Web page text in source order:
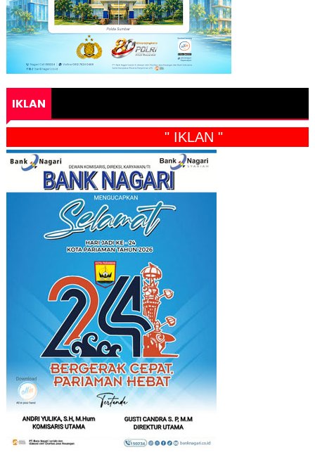
IKLAN
" IKLAN "